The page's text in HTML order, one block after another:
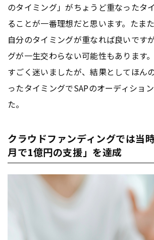
のタイミング」がちょうど重なったタ
ることが一番理想だと思います。たま
自分のタイミングが重なれば良いです
グが一生交わらない可能性もあります
すごく迷いましたが、結果としてほん
ったタイミングでSAPのオーディショ
た。
クラウドファンディングでは当
月で1億円の支援」を達成